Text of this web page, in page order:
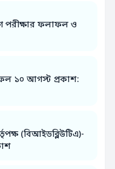
পরীক্ষার ফলাফল ও
১০ আগস্ট প্রকাশ:
(বিআইডব্লিউটিএ)-